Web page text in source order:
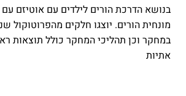
בנושא הדרכת הורים לילדים עם אוטיזם
מונחית הורים. יוצגו חלקים מהפרוטוקול
במחקר וכן תהליכי המחקר כולל תוצאות
אתיות